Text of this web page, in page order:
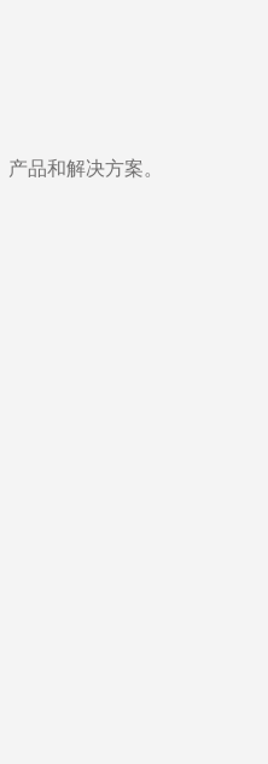
品和解决方案。